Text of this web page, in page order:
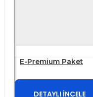
E-Premium Paket
DETAYLI İNCELE